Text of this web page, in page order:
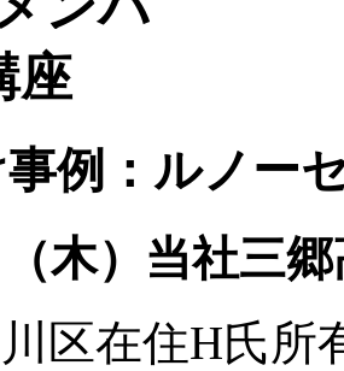
例：ルノー
木）当社三
区在住H氏所